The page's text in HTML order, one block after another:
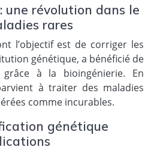
une révolution dans le
rares
l’objectif est de corriger les
génétique, a bénéficié de
grâce à la bioingénierie. En
à traiter des maladies
comme incurables.
génétique